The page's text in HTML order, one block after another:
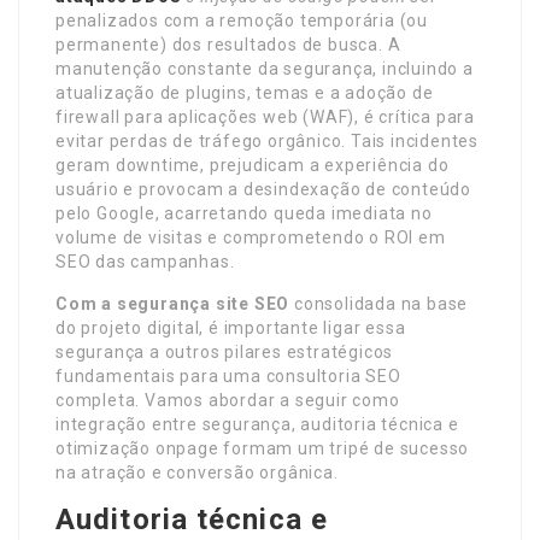
penalizados com a remoção temporária (ou
permanente) dos resultados de busca. A
manutenção constante da segurança, incluindo a
atualização de plugins, temas e a adoção de
firewall para aplicações web (WAF), é crítica para
evitar perdas de tráfego orgânico. Tais incidentes
geram downtime, prejudicam a experiência do
usuário e provocam a desindexação de conteúdo
pelo Google, acarretando queda imediata no
volume de visitas e comprometendo o ROI em
SEO das campanhas.
Com a segurança site SEO consolidada na base
do projeto digital, é importante ligar essa
segurança a outros pilares estratégicos
fundamentais para uma consultoria SEO
completa. Vamos abordar a seguir como
integração entre segurança, auditoria técnica e
otimização onpage formam um tripé de sucesso
na atração e conversão orgânica.
Auditoria técnica e